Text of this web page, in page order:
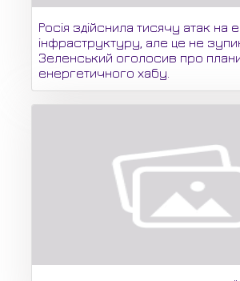
Росія здійснила тисячу атак на
інфраструктуру, але це не
Зеленський оголосив про
енергетичного хабу.